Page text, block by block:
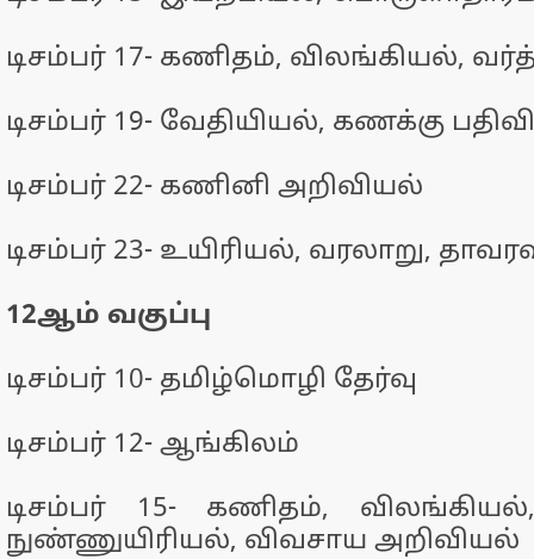
டிசம்பர் 17- கணிதம், விலங்கியல்,
டிசம்பர் 19- வேதியியல், கணக்கு
டிசம்பர் 22- கணினி அறிவியல்
டிசம்பர் 23- உயிரியல், வரலாறு,
12ஆம் வகுப்பு
டிசம்பர் 10- தமிழ்மொழி தேர்வு
டிசம்பர் 12- ஆங்கிலம்
டிசம்பர் 15- கணிதம்,
நுண்ணுயிரியல், விவசாய அறிவியல்